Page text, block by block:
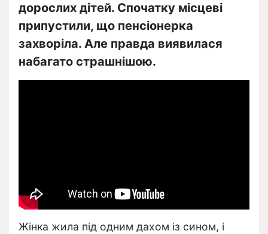
дорослих дітей. Спочатку місцеві
припустили, що пенсіонерка
захворіла. Але правда виявилася
набагато страшнішою.
Жінка жила під одним дахом із сином, і